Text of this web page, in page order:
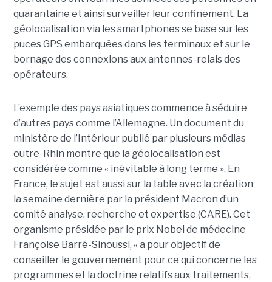
quarantaine et ainsi surveiller leur confinement. La
géolocalisation via les smartphones se base sur les
puces GPS embarquées dans les terminaux et sur le
bornage des connexions aux antennes-relais des
opérateurs.
L’exemple des pays asiatiques commence à séduire
d’autres pays comme l’Allemagne. Un document du
ministère de l’Intérieur publié par plusieurs médias
outre-Rhin montre que la géolocalisation est
considérée comme « inévitable à long terme ». En
France, le sujet est aussi sur la table avec la création
la semaine dernière par la président Macron d’un
comité analyse, recherche et expertise (CARE). Cet
organisme présidée par le prix Nobel de médecine
Françoise Barré-Sinoussi, « a pour objectif de
conseiller le gouvernement pour ce qui concerne les
programmes et la doctrine relatifs aux traitements,